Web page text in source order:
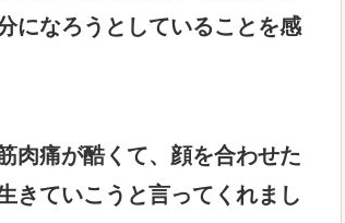
になろうとしていることを感
肉痛が酷くて、顔を合わせた
きていこうと言ってくれまし